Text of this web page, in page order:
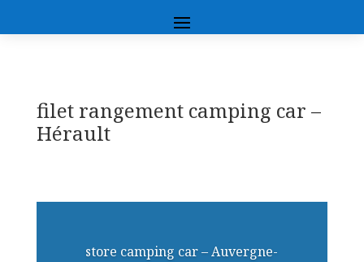
filet rangement camping car –
Hérault
store camping car – Auvergne-